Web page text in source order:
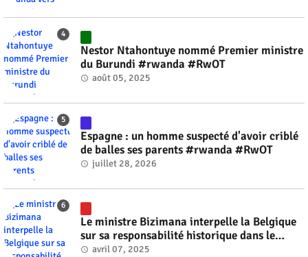
Nestor Ntahontuye nommé Premier ministre
du Burundi #rwanda #RwOT
août 05, 2025
Espagne : un homme suspecté d'avoir criblé
de balles ses parents #rwanda #RwOT
juillet 28, 2026
Le ministre Bizimana interpelle la Belgique
sur sa responsabilité historique dans le
génocide #rwanda #RwOT
avril 07, 2025